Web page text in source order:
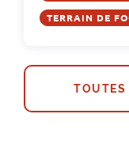
TERRAIN DE
TOUTES